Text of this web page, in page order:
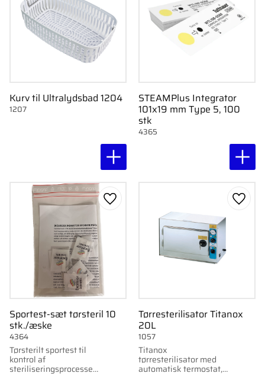
Kurv til Ultralydsbad 1204
1207
STEAMPlus Integrator
101x19 mm Type 5, 100
stk
4365
Sportest-sæt tørsteril 10
stk./æske
Tørsterilt sportest til
kontrol af
steriliseringsprocessen.
4364
Gem som favorit
Tørresterilisator Titanox
20L
Titanox
tørresterilisator med
automatisk termostat,
1057
Gem